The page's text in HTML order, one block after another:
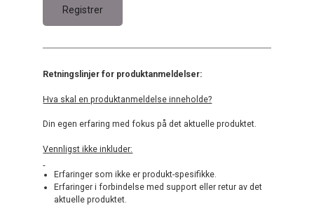
Retningslinjer for produktanmeldelser:
Hva skal en produktanmeldelse inneholde?
Din egen erfaring med fokus på det aktuelle produktet.
Vennligst ikke inkluder:
Erfaringer som ikke er produkt-spesifikke.
Erfaringer i forbindelse med support eller retur av det
aktuelle produktet.